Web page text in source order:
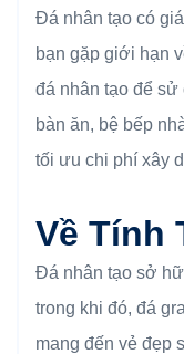
Đá nhân tạo có
bạn gặp giới hạn
đá nhân tạo để sử
bàn ăn, bệ bếp
tối ưu chi phí xây
Về Tính
Đá nhân tạo sở
trong khi đó, đá
mang đến vẻ đẹp